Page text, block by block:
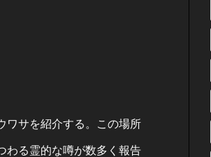
ワサを紹介する。この場所
わる霊的な噂が数多く報告